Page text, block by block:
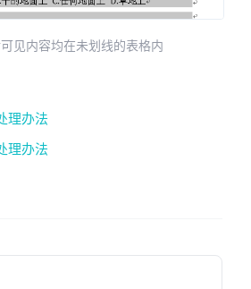
见内容均在未划线的表格内
理办法
理办法